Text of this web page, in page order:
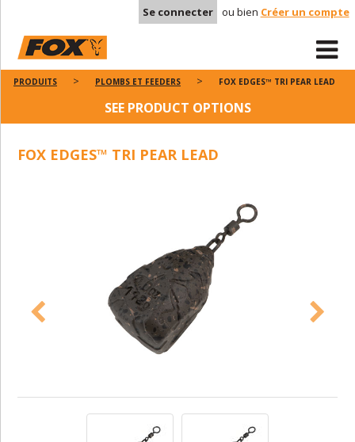
Se connecter ou bien Créer un compte
PRODUITS PLOMBS ET FEEDERS FOX EDGES™ TRI PEAR LEAD
SEE PRODUCT OPTIONS
FOX EDGES™ TRI PEAR LEAD